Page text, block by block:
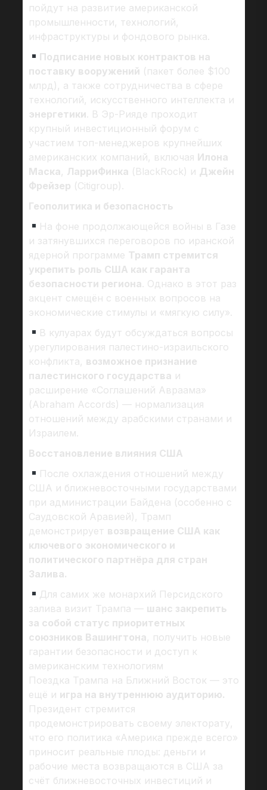
пойдут на развитие американской
промышленности, технологий,
инфраструктуры и фондового рынка.
Подписание новых контрактов на
поставку вооружений (пакет более $100
млрд), а также сотрудничества в сфере
технологий, искусственного интеллекта и
энергетики. В Эр-Рияде проходит
крупный инвестиционный форум с
участием топ-менеджеров крупнейших
американских компаний, включая Илона
Маска, ЛарриФинка (BlackRock) и Джейн
Фрейзер (Citigroup).
Геополитика и безопасность
На фоне продолжающейся войны в Газе
и затянувшихся переговоров по иранской
ядерной программе Трамп стремится
укрепить роль США как гаранта
безопасности региона. Однако в этот раз
акцент смещён с военных вопросов на
экономические стимулы и «мягкую силу».
В кулуарах будут обсуждаться вопросы
урегулирования палестино-израильского
конфликта, возможное признание
палестинского государства и
расширение «Соглашений Авраама»
(Abraham Accords) — нормализация
отношений между арабскими странами и
Израилем.
Восстановление влияния США
После охлаждения отношений между
США и ближневосточными государствами
при администрации Байдена (особенно с
Саудовской Аравией), Трамп
демонстрирует возвращение США как
ключевого экономического и
политического партнёра для стран
Залива.
Для самих же монархий Персидского
залива визит Трампа — шанс закрепить
за собой статус приоритетных
союзников Вашингтона, получить новые
гарантии безопасности и доступ к
американским технологиям
Поездка Трампа на Ближний Восток — это
ещё и игра на внутреннюю аудиторию.
Президент стремится
продемонстрировать своему электорату,
что его политика «Америка прежде всего»
приносит реальные плоды: деньги и
рабочие места возвращаются в США за
счёт ближневосточных инвестиций и